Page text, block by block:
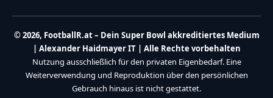
© 2026, FootballR.at – Dein Super Bowl akkreditiertes Medium
| Alexander Haidmayer IT | Alle Rechte vorbehalten
Nutzung ausschließlich für den privaten Eigenbedarf. Eine
Weiterverwendung und Reproduktion über den persönlichen
Gebrauch hinaus ist nicht gestattet.